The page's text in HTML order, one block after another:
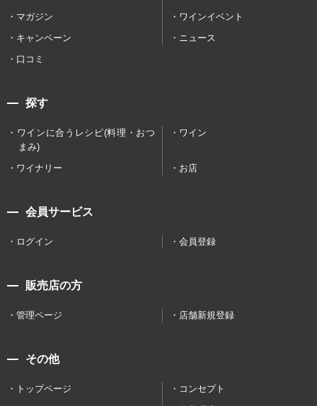
マガジン
ワインイベント
キャンペーン
ニュース
口コミ
探す
ワインに合うレシピ(料理・おつ
まみ)
ワイン
ワイナリー お店
会員サービス
ログイン 会員登録
販売店の方
管理ページ 店舗新規登録
その他
トップページ
コンセプト